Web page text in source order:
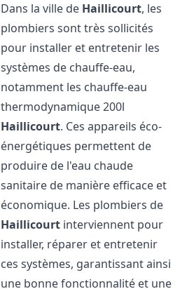
Dans la ville de Haillicourt, les
plombiers sont très sollicités
pour installer et entretenir les
systèmes de chauffe-eau,
notamment les chauffe-eau
thermodynamique 200l
Haillicourt. Ces appareils éco-
énergétiques permettent de
produire de l'eau chaude
sanitaire de manière efficace et
économique. Les plombiers de
Haillicourt interviennent pour
installer, réparer et entretenir
ces systèmes, garantissant ainsi
une bonne fonctionnalité et une